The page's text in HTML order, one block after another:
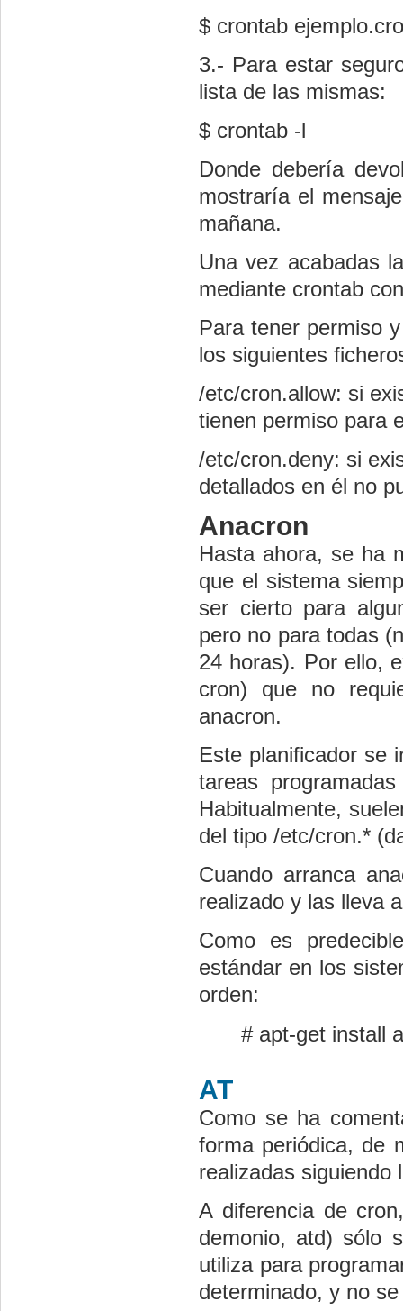
$ crontab
3.- Para estar
lista de las mismas:
$ crontab -l
Donde debería
mostraría el
mañana.
Una vez acabadas
mediante crontab
Para tener permiso
los siguientes
/etc/cron.allow: si
tienen permiso para
/etc/cron.deny: si
detallados en él no
Anacron
Hasta ahora, se ha
que el sistema
ser cierto para
pero no para todas
24 horas). Por ello,
cron) que no
anacron.
Este planificador se
tareas
Habitualmente,
del tipo /etc/cron.*
Cuando arranca
realizado y las lleva
Como es
estándar en los
orden:
# apt-get install
AT
Como se ha
forma periódica, de
realizadas siguiendo
A diferencia de
demonio, atd)
utiliza para
determinado, y no